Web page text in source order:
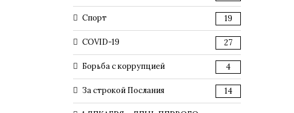
Спорт 19
COVID-19 27
Борьба с коррупцией 4
За строкой Послания 14